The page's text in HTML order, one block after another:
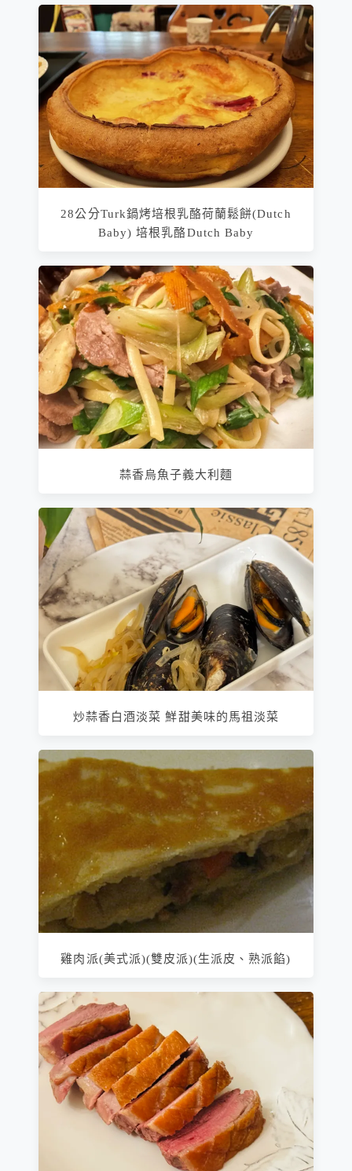
28公分Turk鍋烤培根乳酪荷蘭鬆餅(Dutch
Baby) 培根乳酪Dutch Baby
蒜香烏魚子義大利麵
炒蒜香白酒淡菜 鮮甜美味的馬祖淡菜
雞肉派(美式派)(雙皮派)(生派皮、熟派餡)